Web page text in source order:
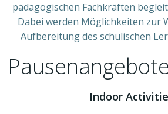
pädagogischen Fachkräften
Dabei werden Möglichkeiten zur
Aufbereitung des schulischen
Indoor